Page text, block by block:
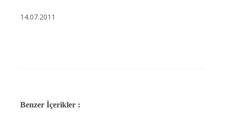
14.07.2011
Benzer İçerikler :